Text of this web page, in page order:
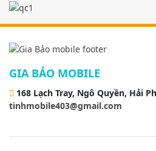
GIA BẢO MOBILE
168 Lạch Tray, Ngô Quyền, Hải
tinhmobile403@gmail.com